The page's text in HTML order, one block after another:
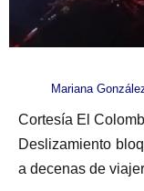
Mariana
Cortesía El
Deslizamiento
a decenas de